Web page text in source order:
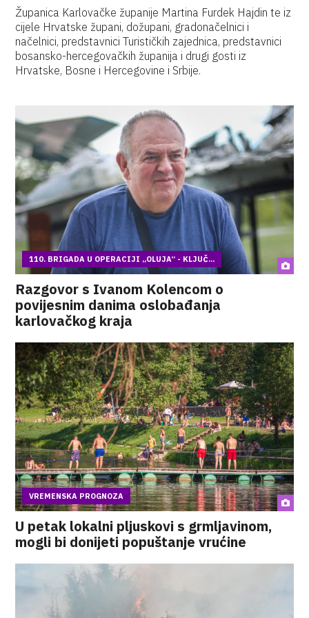
Županica Karlovačke županije Martina Furdek Hajdin te iz
cijele Hrvatske župani, dožupani, gradonačelnici i
načelnici, predstavnici Turističkih zajednica, predstavnici
bosansko-hercegovačkih županija i drugi gosti iz
Hrvatske, Bosne i Hercegovine i Srbije.
110. BRIGADA U OPERACIJI „OLUJA“ - KLJUČ...
Razgovor s Ivanom Kolencom o
povijesnim danima oslobađanja
karlovačkog kraja
VREMENSKA PROGNOZA
U petak lokalni pljuskovi s grmljavinom,
mogli bi donijeti popuštanje vrućine